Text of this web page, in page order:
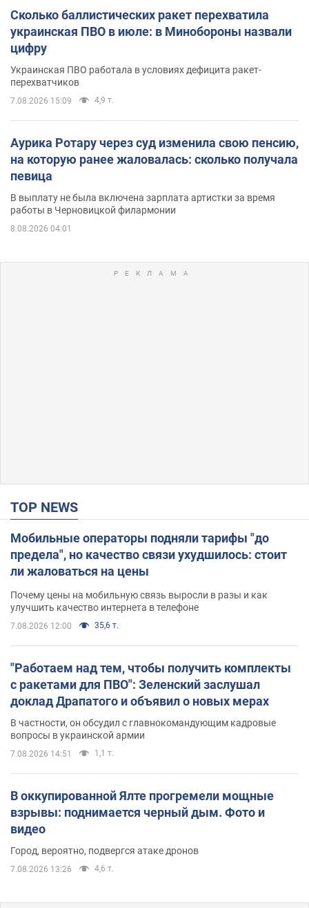
Сколько баллистических ракет перехватила
украинская ПВО в июле: в Минобороны назвали
цифру
Украинская ПВО работала в условиях дефицита ракет-
перехватчиков
7.08.2026 15:09 4,9 т.
Аурика Ротару через суд изменила свою пенсию,
на которую ранее жаловалась: сколько получала
певица
В выплату не была включена зарплата артистки за время
работы в Черновицкой филармонии
8.08.2026 04:01
TOP NEWS
Мобильные операторы подняли тарифы "до
предела", но качество связи ухудшилось: стоит
ли жаловаться на цены
Почему цены на мобильную связь выросли в разы и как
улучшить качество интернета в телефоне
7.08.2026 12:00 35,6 т.
"Работаем над тем, чтобы получить комплекты
с ракетами для ПВО": Зеленский заслушал
доклад Драпатого и объявил о новых мерах
В частности, он обсудил с главнокомандующим кадровые
вопросы в украинской армии
7.08.2026 14:51 1,1 т.
В оккупированной Ялте прогремели мощные
взрывы: поднимается черный дым. Фото и
видео
Город, вероятно, подвергся атаке дронов
7.08.2026 13:26 4,6 т.